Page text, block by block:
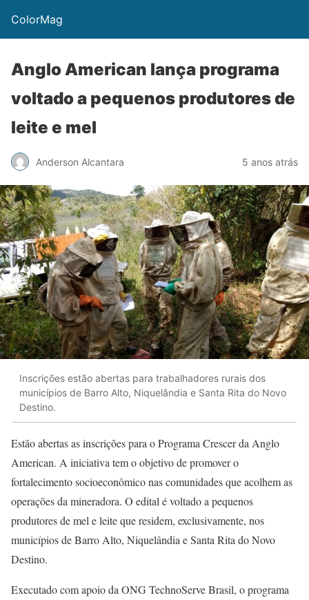
ColorMag
Anglo American lança programa
voltado a pequenos produtores de
leite e mel
Anderson Alcantara 5 anos atrás
Inscrições estão abertas para trabalhadores rurais dos
municípios de Barro Alto, Niquelândia e Santa Rita do Novo
Destino.
Estão abertas as inscrições para o Programa Crescer da Anglo
American. A iniciativa tem o objetivo de promover o
fortalecimento socioeconômico nas comunidades que acolhem as
operações da mineradora. O edital é voltado a pequenos
produtores de mel e leite que residem, exclusivamente, nos
municípios de Barro Alto, Niquelândia e Santa Rita do Novo
Destino.
Executado com apoio da ONG TechnoServe Brasil, o programa